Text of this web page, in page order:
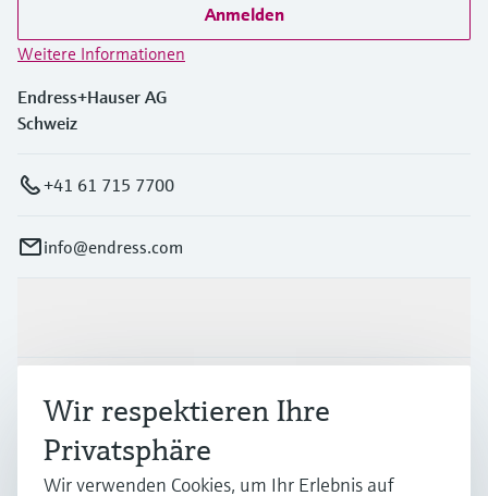
Anmelden
Weitere Informationen
Endress+Hauser AG
Schweiz
+41 61 715 7700
info@endress.com
Branchen
Support
Wir respektieren Ihre
Privatsphäre
Wir verwenden Cookies, um Ihr Erlebnis auf